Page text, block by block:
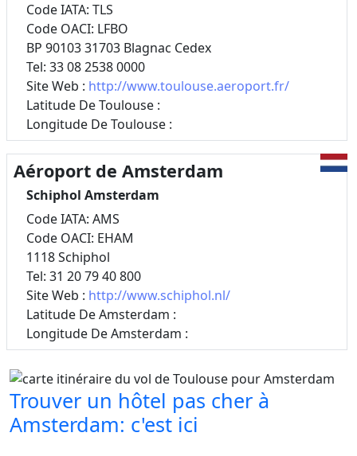
Code IATA: TLS
Code OACI: LFBO
BP 90103 31703 Blagnac Cedex
Tel: 33 08 2538 0000
Site Web : http://www.toulouse.aeroport.fr/
Latitude De Toulouse :
Longitude De Toulouse :
Aéroport de Amsterdam
Schiphol Amsterdam
Code IATA: AMS
Code OACI: EHAM
1118 Schiphol
Tel: 31 20 79 40 800
Site Web : http://www.schiphol.nl/
Latitude De Amsterdam :
Longitude De Amsterdam :
Trouver un hôtel pas cher à
Amsterdam: c'est ici